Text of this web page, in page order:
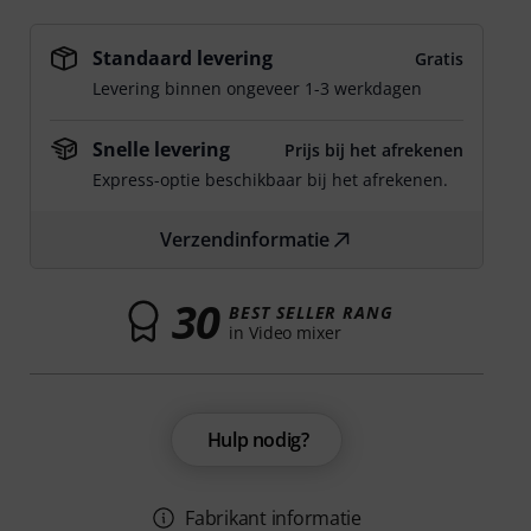
Standaard levering
Gratis
Levering binnen ongeveer 1-3 werkdagen
Snelle levering
Prijs bij het afrekenen
Express-optie beschikbaar bij het afrekenen.
Verzendinformatie
30 BEST SELLER RANG
in Video mixer
Hulp nodig?
Fabrikant informatie